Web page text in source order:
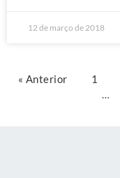
12 de março de 2018
« Anterior 1
…